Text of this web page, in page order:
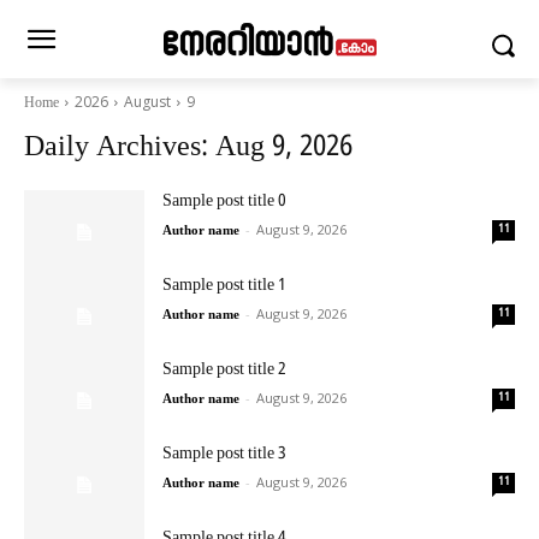
Home 2026 August 9
Daily Archives: Aug 9, 2026
Sample post title 0
Author name - August 9, 2026 11
Sample post title 1
Author name - August 9, 2026 11
Sample post title 2
Author name - August 9, 2026 11
Sample post title 3
Author name - August 9, 2026 11